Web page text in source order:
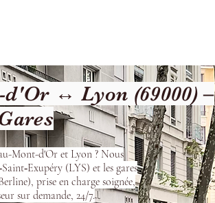
↔ Lyon (69000) –
Mont-d'Or et Lyon ? Nous
(LYS) et les gares
prise en charge soignée,
sur demande, 24/7.